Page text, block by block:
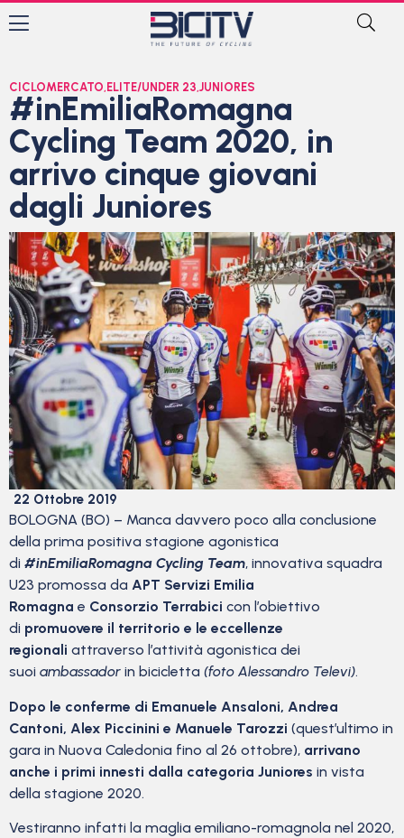
CICLOMERCATO, ELITE/UNDER 23,JUNIORES
#inEmiliaRomagna
Cycling Team 2020, in
arrivo cinque giovani
dagli Juniores
22 Ottobre 2019
BOLOGNA (BO) – Manca davvero poco alla conclusione
della prima positiva stagione agonistica
di #inEmiliaRomagna Cycling Team, innovativa squadra
U23 promossa da APT Servizi Emilia
Romagna e Consorzio Terrabici con l’obiettivo
di promuovere il territorio e le eccellenze
regionali attraverso l’attività agonistica dei
suoi ambassador in bicicletta (foto Alessandro Televi).
Dopo le conferme di Emanuele Ansaloni, Andrea
Cantoni, Alex Piccinini e Manuele Tarozzi (quest’ultimo in
gara in Nuova Caledonia fino al 26 ottobre), arrivano
anche i primi innesti dalla categoria Juniores in vista
della stagione 2020.
Vestiranno infatti la maglia emiliano-romagnola nel 2020,